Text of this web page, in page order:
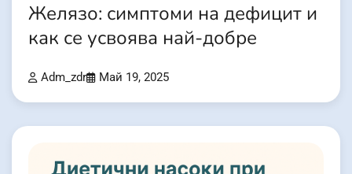
Желязо: симптоми на дефицит и
как се усвоява най-добре
Adm_zdr Май 19, 2025